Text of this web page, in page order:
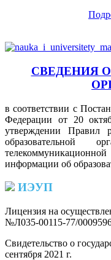
СВЕДЕНИЯ
в соответствии с
Федерации от 20
утверждении Правил
образовательной
информации об
ИЭУП
Лицензия на
№Л035-00115-77/
Свидетельство о
сентября 2021 г.